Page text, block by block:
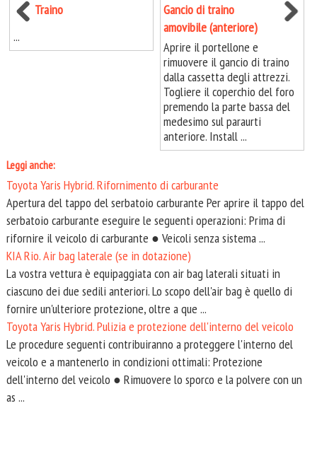
Traino
...
Gancio di traino
amovibile (anteriore)
Aprire il portellone e
rimuovere il gancio di traino
dalla cassetta degli attrezzi.
Togliere il coperchio del foro
premendo la parte bassa del
medesimo sul paraurti
anteriore. Install ...
Leggi anche:
Toyota Yaris Hybrid. Rifornimento di carburante
Apertura del tappo del serbatoio carburante Per aprire il tappo del
serbatoio carburante eseguire le seguenti operazioni: Prima di
rifornire il veicolo di carburante ● Veicoli senza sistema ...
KIA Rio. Air bag laterale (se in dotazione)
La vostra vettura è equipaggiata con air bag laterali situati in
ciascuno dei due sedili anteriori. Lo scopo dell'air bag è quello di
fornire un'ulteriore protezione, oltre a que ...
Toyota Yaris Hybrid. Pulizia e protezione dell'interno del veicolo
Le procedure seguenti contribuiranno a proteggere l'interno del
veicolo e a mantenerlo in condizioni ottimali: Protezione
dell'interno del veicolo ● Rimuovere lo sporco e la polvere con un
as ...